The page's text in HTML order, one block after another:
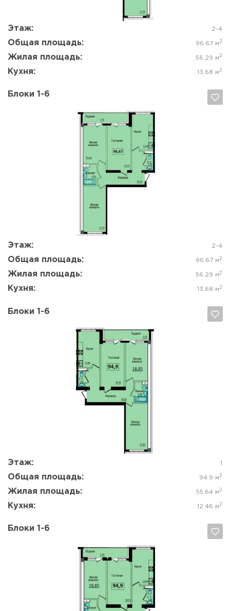
Этаж: 2-4
Общая площадь: 96.67 м 2
Жилая площадь: 56.29 м 2
Кухня: 13.68 м 2
Блоки 1-6
Этаж: 2-4
Общая площадь: 96.67 м 2
Жилая площадь: 56.29 м 2
Кухня: 13.68 м 2
Блоки 1-6
Этаж: 1
Общая площадь: 94.9 м 2
Жилая площадь: 55.64 м 2
Кухня: 12.46 м 2
Блоки 1-6